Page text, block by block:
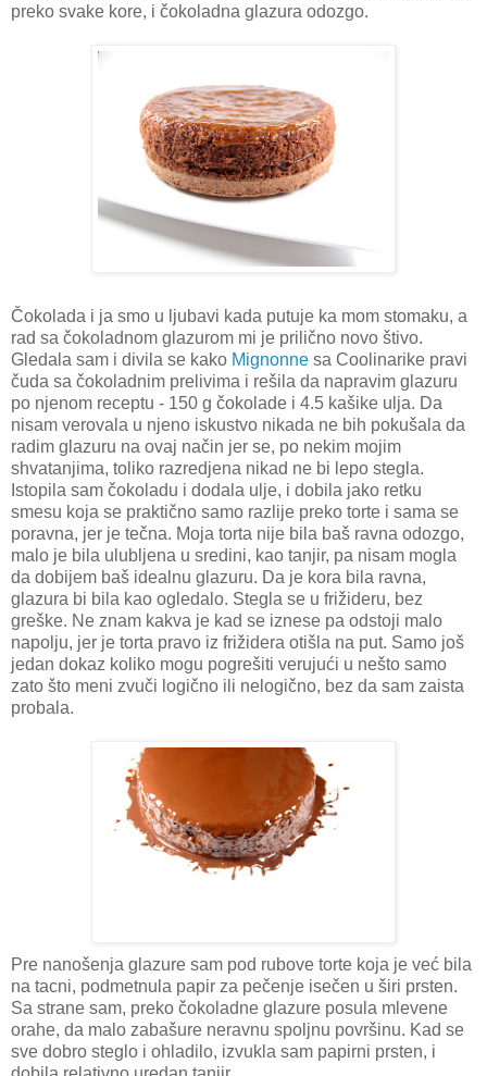
preko svake kore, i čokoladna glazura odozgo.
Čokolada i ja smo u ljubavi kada putuje ka mom stomaku, a
rad sa čokoladnom glazurom mi je prilično novo štivo.
Gledala sam i divila se kako Mignonne sa Coolinarike pravi
čuda sa čokoladnim prelivima i rešila da napravim glazuru
po njenom receptu - 150 g čokolade i 4.5 kašike ulja. Da
nisam verovala u njeno iskustvo nikada ne bih pokušala da
radim glazuru na ovaj način jer se, po nekim mojim
shvatanjima, toliko razredjena nikad ne bi lepo stegla.
Istopila sam čokoladu i dodala ulje, i dobila jako retku
smesu koja se praktično samo razlije preko torte i sama se
poravna, jer je tečna. Moja torta nije bila baš ravna odozgo,
malo je bila ulubljena u sredini, kao tanjir, pa nisam mogla
da dobijem baš idealnu glazuru. Da je kora bila ravna,
glazura bi bila kao ogledalo. Stegla se u frižideru, bez
greške. Ne znam kakva je kad se iznese pa odstoji malo
napolju, jer je torta pravo iz frižidera otišla na put. Samo još
jedan dokaz koliko mogu pogrešiti verujući u nešto samo
zato što meni zvuči logično ili nelogično, bez da sam zaista
probala.
Pre nanošenja glazure sam pod rubove torte koja je već bila
na tacni, podmetnula papir za pečenje isečen u širi prsten.
Sa strane sam, preko čokoladne glazure posula mlevene
orahe, da malo zabašure neravnu spoljnu površinu. Kad se
sve dobro steglo i ohladilo, izvukla sam papirni prsten, i